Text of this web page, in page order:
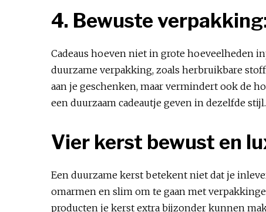
4. Bewuste
Cadeaus hoeven niet in grote hoeveelheden
duurzame verpakking, zoals herbruikbare
aan je geschenken, maar vermindert ook de
een duurzaam cadeautje geven in dezelfde stijl.
Vier kerst bewust en
Een duurzame kerst betekent niet dat je
omarmen en slim om te gaan met
producten je kerst extra bijzonder kunnen